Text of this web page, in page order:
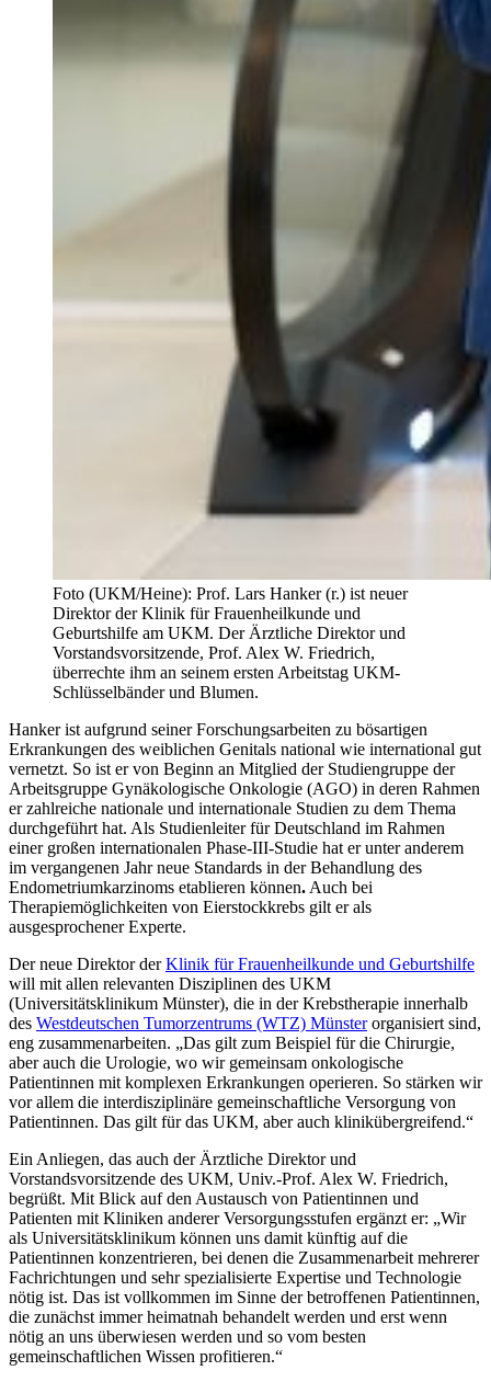
Foto (UKM/Heine): Prof. Lars Hanker (r.) ist neuer
Direktor der Klinik für Frauenheilkunde und
Geburtshilfe am UKM. Der Ärztliche Direktor und
Vorstandsvorsitzende, Prof. Alex W. Friedrich,
überrechte ihm an seinem ersten Arbeitstag UKM-
Schlüsselbänder und Blumen.
Hanker ist aufgrund seiner Forschungsarbeiten zu bösartigen
Erkrankungen des weiblichen Genitals national wie international gut
vernetzt. So ist er von Beginn an Mitglied der Studiengruppe der
Arbeitsgruppe Gynäkologische Onkologie (AGO) in deren Rahmen
er zahlreiche nationale und internationale Studien zu dem Thema
durchgeführt hat. Als Studienleiter für Deutschland im Rahmen
einer großen internationalen Phase-III-Studie hat er unter anderem
im vergangenen Jahr neue Standards in der Behandlung des
Endometriumkarzinoms etablieren können. Auch bei
Therapiemöglichkeiten von Eierstockkrebs gilt er als
ausgesprochener Experte.
Der neue Direktor derKlinik für Frauenheilkunde und Geburtshilfe
will mit allen relevanten Disziplinen des UKM
(Universitätsklinikum Münster), die in der Krebstherapie innerhalb
des Westdeutschen Tumorzentrums (WTZ) Münsterorganisiert sind,
eng zusammenarbeiten. „Das gilt zum Beispiel für die Chirurgie,
aber auch die Urologie, wo wir gemeinsam onkologische
Patientinnen mit komplexen Erkrankungen operieren. So stärken wir
vor allem die interdisziplinäre gemeinschaftliche Versorgung von
Patientinnen. Das gilt für das UKM, aber auch klinikübergreifend.“
Ein Anliegen, das auch der Ärztliche Direktor und
Vorstandsvorsitzende des UKM, Univ.-Prof. Alex W. Friedrich,
begrüßt. Mit Blick auf den Austausch von Patientinnen und
Patienten mit Kliniken anderer Versorgungsstufen ergänzt er: „Wir
als Universitätsklinikum können uns damit künftig auf die
Patientinnen konzentrieren, bei denen die Zusammenarbeit mehrerer
Fachrichtungen und sehr spezialisierte Expertise und Technologie
nötig ist. Das ist vollkommen im Sinne der betroffenen Patientinnen,
die zunächst immer heimatnah behandelt werden und erst wenn
nötig an uns überwiesen werden und so vom besten
gemeinschaftlichen Wissen profitieren.“